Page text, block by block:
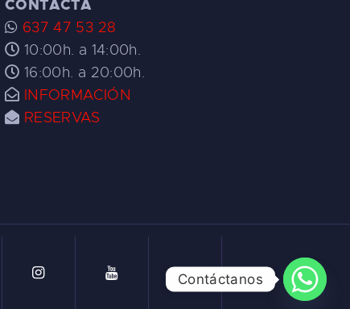
CONTACTA
637 47 53 28
10:00h. a 14:00h.
16:00h. a 20:00h.
INFORMACIÓN
RESERVAS
Contáctanos